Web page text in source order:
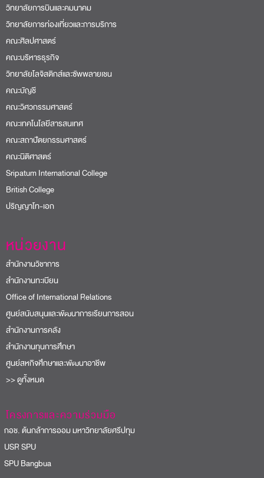
วิทยาลัยการบินและคมนาคม
วิทยาลัยการท่องเที่ยวและการบริการ
คณะศิลปศาสตร์
คณะบริหารธุรกิจ
วิทยาลัยโลจิสติกส์และซัพพลายเชน
คณะบัญชี
คณะวิศวกรรมศาสตร์
คณะเทคโนโลยีสารสนเทศ
คณะสถาปัตยกรรมศาสตร์
คณะนิติศาสตร์
Sripatum International College
British College
ปริญญาโท-เอก
หน่วยงาน
สำนักงานวิชาการ
สำนักงานทะเบียน
Office of International Relations
ศูนย์สนับสนุนและพัฒนาการเรียนการสอน
สำนักงานการคลัง
สำนักงานทุนการศึกษา
ศูนย์สหกิจศึกษาและพัฒนาอาชีพ
>> ดูทั้งหมด
โครงการและความร่วมมือ
ช. ต้นกล้าการออม มหาวิทยาลัยศรีปทุม
SPU
Bangbua